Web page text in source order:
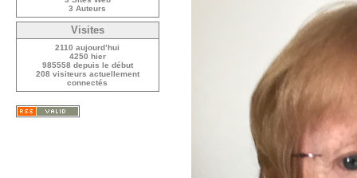
3 Auteurs
Visites
2110 aujourd’hui
4250 hier
985558 depuis le début
208 visiteurs actuellement
connectés